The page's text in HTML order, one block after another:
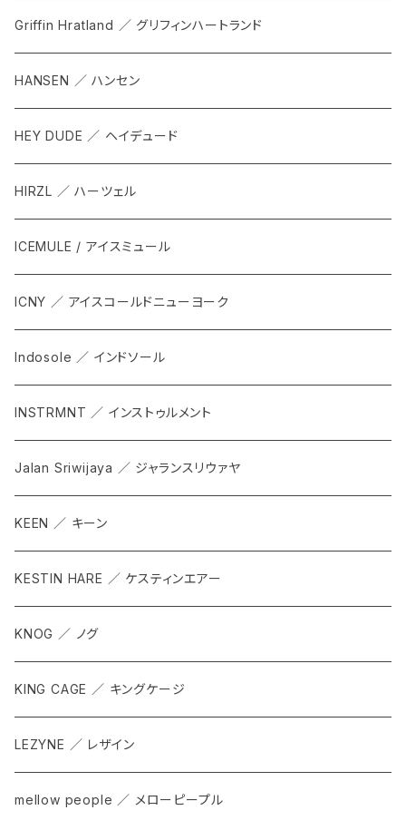
Griffin Hratland ／ グリフィンハートランド
HANSEN ／ ハンセン
HEY DUDE ／ ヘイデュード
HIRZL ／ ハーツェル
ICEMULE / アイスミュール
ICNY ／ アイスコールドニューヨーク
Indosole ／ インドソール
INSTRMNT ／ インストゥルメント
Jalan Sriwijaya ／ ジャランスリウァヤ
KEEN ／ キーン
KESTIN HARE ／ ケスティンエアー
KNOG ／ ノグ
KING CAGE ／ キングケージ
LEZYNE ／ レザイン
mellow people ／ メローピープル